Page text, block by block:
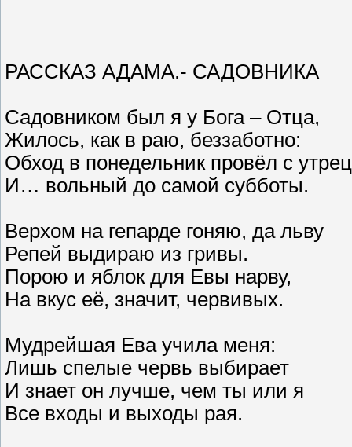
РАССКАЗ АДАМА.- САДОВНИКА
Садовником был я у Бога – Отца,
Жилось, как в раю, беззаботно:
Обход в понедельник провёл с
И… вольный до самой субботы.
Верхом на гепарде гоняю, да льву
Репей выдираю из гривы.
Порою и яблок для Евы нарву,
На вкус её, значит, червивых.
Мудрейшая Ева учила меня:
Лишь спелые червь выбирает
И знает он лучше, чем ты или я
Все входы и выходы рая.